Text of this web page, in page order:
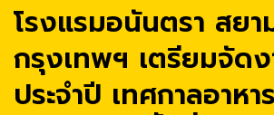
โรงแรมอนันตรา สยา
กรุงเทพฯ เตรียมจัด
ประจำปี เทศกาลอาหา